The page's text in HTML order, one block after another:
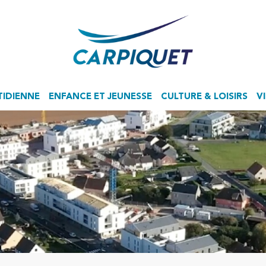
ENFANCE ET JEUNESSE CULTURE & LOISIRS